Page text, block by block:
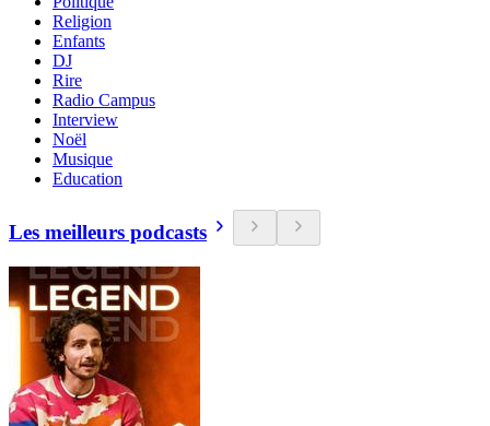
Religion
Enfants
DJ
Rire
Radio Campus
Interview
Noël
Musique
Education
Les meilleurs podcasts